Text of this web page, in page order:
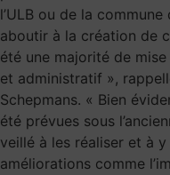
l’ULB ou de la
aboutir à la création de
été une majorité de
et administratif »,
Schepmans. « Bien
été prévues sous
veillé à les réaliser et à
améliorations comme